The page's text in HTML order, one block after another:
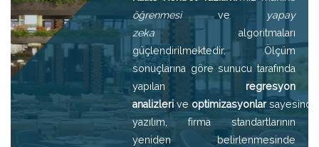
öğrenmesive
yapay
zekaalgoritmaları
güçlendirilmektedir. Ölçüm
sonuçlarına göre sunucu tarafında
yapılan regresyon
analizleri ve optimizasyonlarsayesinde
yazılım, firma standartlarının
yeniden belirlenmesinde